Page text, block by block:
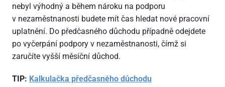
nebyl výhodný a během nároku na podporu
v nezaměstnanosti budete mít čas hledat nové pracovní
uplatnění. Do předčasného důchodu případně odejdete
po vyčerpání podpory v nezaměstnanosti, čímž si
zaručíte vyšší měsíční důchod.
TIP: Kalkulačka předčasného důchodu